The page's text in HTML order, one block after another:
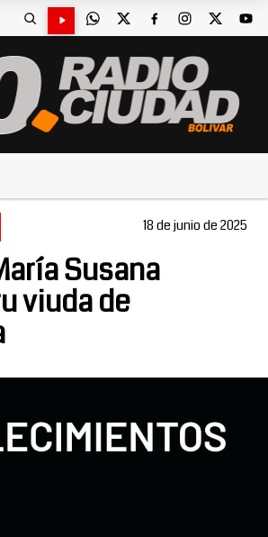
18 de junio de 2025
Susana
viuda de